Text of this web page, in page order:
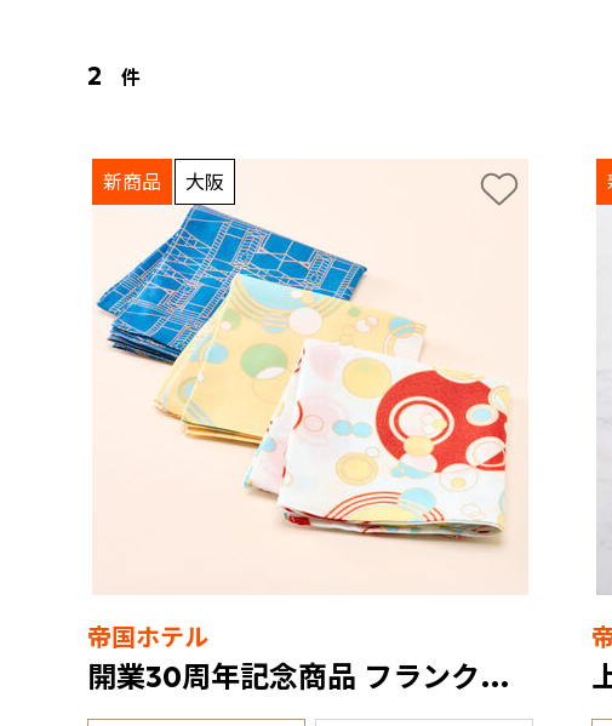
2 件
新商品 大阪
帝国ホテル
開業30周年記念商品 フランク・ロイド・ライト ハンカチ